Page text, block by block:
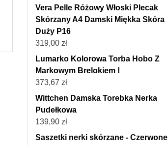
Vera Pelle Różowy Włoski Plecak
Skórzany A4 Damski Miękka Skóra
Duży P16
319,00 zł
Lumarko Kolorowa Torba Hobo Z
Markowym Brelokiem !
373,67 zł
Wittchen Damska Torebka Nerka
Pudełkowa
139,90 zł
Saszetki nerki skórzane - Czerwone